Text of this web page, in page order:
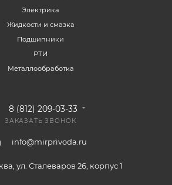
Электрика
Жидкости и смазка
Подшипники
РТИ
Металлообработка
8 (812) 209-03-33
ЗАКАЗАТЬ ЗВОНОК
info@mirprivoda.ru
ул. Сталеваров 26, корпус 1